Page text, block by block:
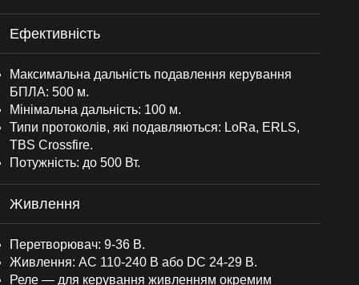
Ефективність
Максимальна дальність подавлення керування
БПЛА: 500 м.
Мінімальна дальність: 100 м.
Типи протоколів, які подавляються: LoRa, ERLS,
TBS Crossfire.
Потужність: до 500 Вт.
Живлення
Перетворювач: 9-36 В.
Живлення: AC 110-240 В або DC 24-29 В.
Реле — для керування живленням окремим